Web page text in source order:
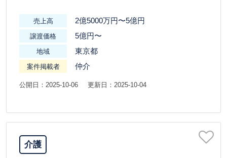
売上高 2億5000万円〜5億円
譲渡価格 5億円〜
地域 東京都
案件掲載者 仲介
公開日：2025-10-06 更新日：2025-10-04
介護